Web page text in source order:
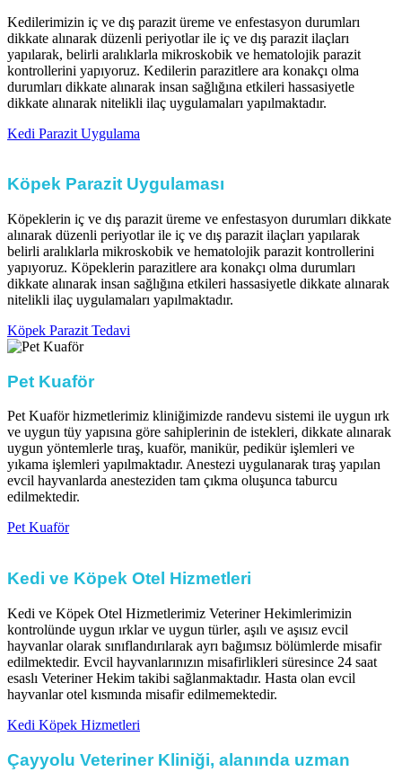
Kedilerimizin iç ve dış parazit üreme ve enfestasyon durumları
dikkate alınarak düzenli periyotlar ile iç ve dış parazit ilaçları
yapılarak, belirli aralıklarla mikroskobik ve hematolojik parazit
kontrollerini yapıyoruz. Kedilerin parazitlere ara konakçı olma
durumları dikkate alınarak insan sağlığına etkileri hassasiyetle
dikkate alınarak nitelikli ilaç uygulamaları yapılmaktadır.​
Kedi Parazit Uygulama
Köpek Parazit Uygulaması​
Köpeklerin iç ve dış parazit üreme ve enfestasyon durumları dikkate
alınarak düzenli periyotlar ile iç ve dış parazit ilaçları yapılarak
belirli aralıklarla mikroskobik ve hematolojik parazit kontrollerini
yapıyoruz. Köpeklerin parazitlere ara konakçı olma durumları
dikkate alınarak insan sağlığına etkileri hassasiyetle dikkate alınarak
nitelikli ilaç uygulamaları yapılmaktadır.​
Köpek Parazit Tedavi
Pet Kuaför​
Pet Kuaför hizmetlerimiz kliniğimizde randevu sistemi ile uygun ırk
ve uygun tüy yapısına göre sahiplerinin de istekleri, dikkate alınarak
uygun yöntemlerle tıraş, kuaför, manikür, pedikür işlemleri ve
yıkama işlemleri yapılmaktadır. Anestezi uygulanarak tıraş yapılan
evcil hayvanlarda anesteziden tam çıkma oluşunca taburcu
edilmektedir.​
Pet Kuaför
Kedi ve Köpek Otel Hizmetleri ​
Kedi ve Köpek Otel Hizmetlerimiz Veteriner Hekimlerimizin
kontrolünde uygun ırklar ve uygun türler, aşılı ve aşısız evcil
hayvanlar olarak sınıflandırılarak ayrı bağımsız bölümlerde misafir
edilmektedir. Evcil hayvanlarınızın misafirlikleri süresince 24 saat
esaslı Veteriner Hekim takibi sağlanmaktadır. Hasta olan evcil
hayvanlar otel kısmında misafir edilmemektedir.​
Kedi Köpek Hizmetleri
Çayyolu Veteriner Kliniği, alanında uzman